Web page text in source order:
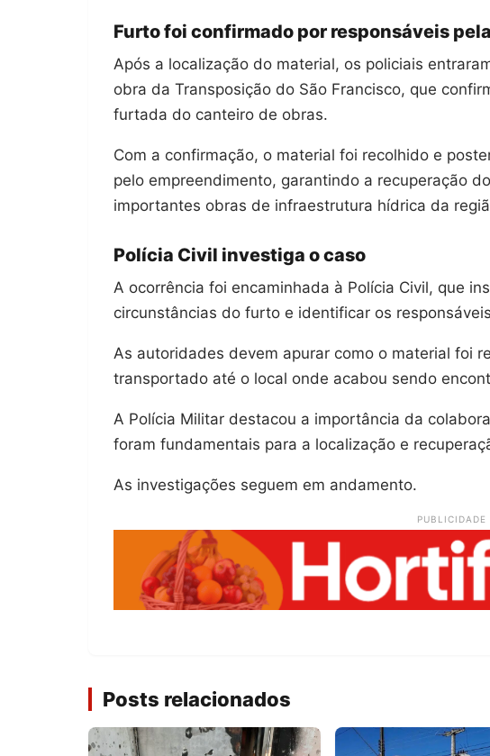
Furto foi confirmado por responsáveis
Após a localização do material, os policiais
obra da Transposição do São Francisco, que
furtada do canteiro de obras.
Com a confirmação, o material foi recolhido e
pelo empreendimento, garantindo a recuperação
importantes obras de infraestrutura hídrica da
Polícia Civil investiga o caso
A ocorrência foi encaminhada à Polícia Civil, que
circunstâncias do furto e identificar os
As autoridades devem apurar como o material foi
transportado até o local onde acabou sendo
A Polícia Militar destacou a importância da
foram fundamentais para a localização e
As investigações seguem em andamento.
PUBLICIDADE
Posts relacionados